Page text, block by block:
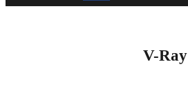
能
V-Ray